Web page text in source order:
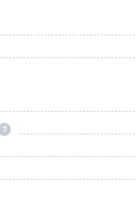
?